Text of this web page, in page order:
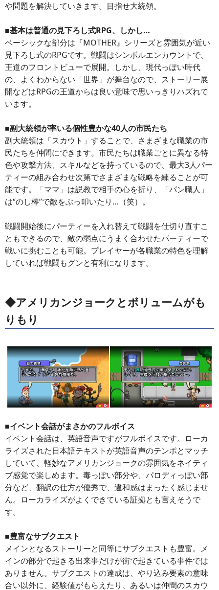
や問題を解決していきます。目指せ大統領。
■基本は普通の見下ろし式RPG、しかし…
ベーシックな部分は『MOTHER』シリーズと雰囲気が近い
見下ろし式のRPGです。戦闘はシンボルエンカウントで、
王道のフロントビューで展開。しかし、現代っぽい時代
の、よくわからない「世界」が舞台なので、ストーリー展
開などはRPGの王道からは良い意味で思いっきりハズれて
います。
■副大統領が率いる個性豊かな40人の市民たち
副大統領は「スカウト」することで、さまざまな職業の市
民たちを仲間にできます。市民たちは職業ごとに異なる特
色や攻撃方法、スキルなどを持っているので、最大3人パー
ティーの組み合わせ次第でさまざまな戦略を練ることが可
能です。「ママ」は説教で相手の心を折り、「パン職人」
は“のし棒”で敵をぶっ叩いたり…（笑）。
戦闘開始後にパーティーを入れ替えて戦闘を仕切り直すこ
ともできるので、敵の弱点にうまく合わせたパーティーで
戦いに挑むことも可能。プレイヤーが各職業の特色を理解
していれば戦闘もグンと有利になります。
◆アメリカンジョークとボリュームがも
りもり
■イベント会話がまさかのフルボイス
イベント会話は、英語音声ですがフルボイスです。ローカ
ライズされた日本語テキストが英語音声のテンポとマッチ
していて、軽妙なアメリカンジョークの雰囲気をネイティ
ブ感覚で楽しめます。毒っぽい部分や、パロディっぽい部
分など、翻訳の仕方が優秀で、違和感はまったく感じませ
ん。ローカライズがよくできている証拠とも言えそうで
す。
■豊富なサブクエスト
メインとなるストーリーと同等にサブクエストも豊富。メ
インの部分で起きる出来事だけが街で起きている事件では
ありません。サブクエストの達成は、やり込み要素の意味
合い以外に、経験値がもらえたり、あるいは仲間のスカウ